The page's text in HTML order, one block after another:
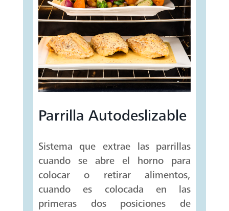
Parrilla Autodeslizable
Sistema que extrae las parrillas
cuando se abre el horno para
colocar o retirar alimentos,
cuando es colocada en las
primeras dos posiciones de